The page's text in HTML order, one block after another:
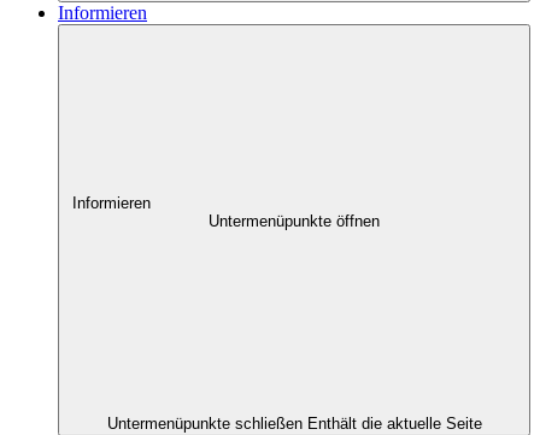
Informieren
Informieren
Untermenüpunkte öffnen
Untermenüpunkte schließen Enthält die aktuelle Seite